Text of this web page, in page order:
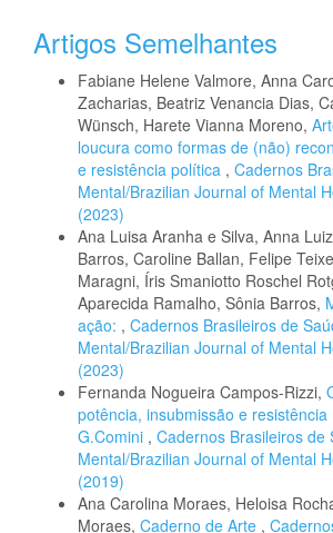
Artigos Semelhantes
Fabiane Helene Valmore, Anna
Zacharias, Beatriz Venancia Dias,
Wünsch, Harete Vianna Moreno,
loucura como formas de (não)
e resistência política , Cadernos
Mental/Brazilian Journal of Mental
(2023)
Ana Luisa Aranha e Silva, Anna
Barros, Caroline Ballan, Felipe
Maragni, Íris Smaniotto Roschel
Aparecida Ramalho, Sônia Barros,
ação: , Cadernos Brasileiros de
Mental/Brazilian Journal of Mental
(2023)
Fernanda Nogueira Campos-Rizzi,
potência, insubmissão e
G.Comini , Cadernos Brasileiros de
Mental/Brazilian Journal of Mental
(2019)
Ana Carolina Moraes, Heloisa
Moraes, Caderno de Arte ,